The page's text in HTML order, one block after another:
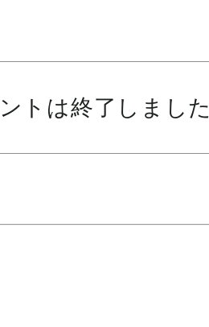
トは終了しました